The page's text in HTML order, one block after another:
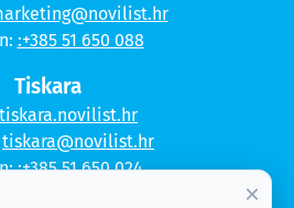
:+385 51 650 088
Tiskara
tiskara.novilist.hr
tiskara@novilist.hr
:+385 51 650 024
×